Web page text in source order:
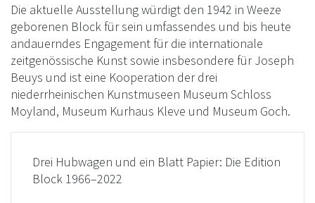
Die aktuelle Ausstellung würdigt den 1942 in Weeze
geborenen Block für sein umfassendes und bis heute
andauerndes Engagement für die internationale
zeitgenössische Kunst sowie insbesondere für Joseph
Beuys und ist eine Kooperation der drei
niederrheinischen Kunstmuseen Museum Schloss
Moyland, Museum Kurhaus Kleve und Museum Goch.
Drei Hubwagen und ein Blatt Papier: Die Edition
Block 1966–2022